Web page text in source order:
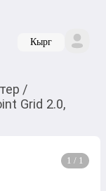
Кырг
/
Grid 2.0,
1 / 1